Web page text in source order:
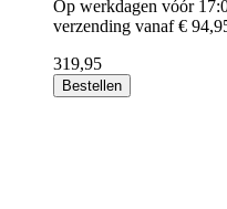
Op werkdagen vóór
verzending vanaf €
319,95
Bestellen